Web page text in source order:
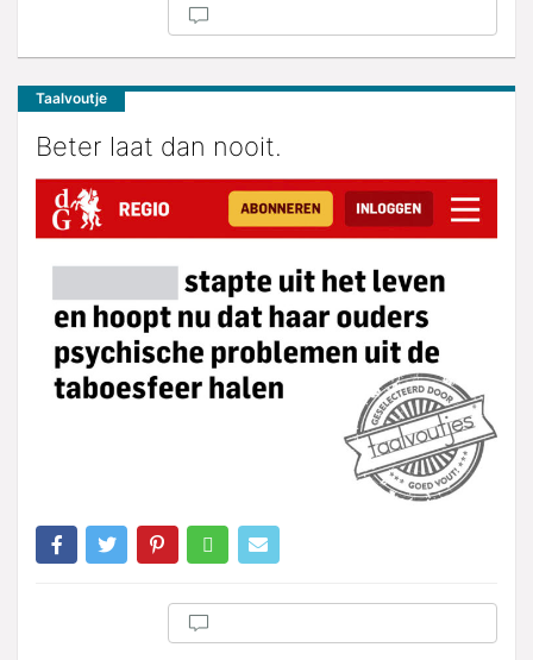
Taalvoutje
Beter laat dan nooit.